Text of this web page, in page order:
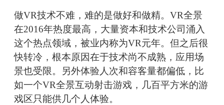
做VR技术不难，难的是做好和做精。VR全景
在2016年热度最高，大量资本和技术公司涌入
这个热点领域，被业内称为VR元年。但之后很
快转冷，根本原因在于技术尚不成熟，应用场
景也受限。另外体验人次和容客量都偏低，比
如一个VR全景互动射击游戏，几百平方米的游
戏区只能供几个人体验。